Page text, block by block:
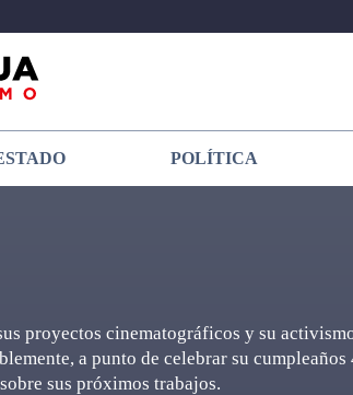
POLÍTICA
proyectos cinematográficos y su
a punto de celebrar su cumpleaños
sus próximos trabajos.